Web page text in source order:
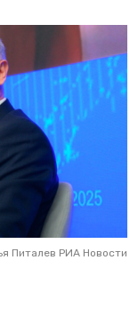
Питалев РИА Новости